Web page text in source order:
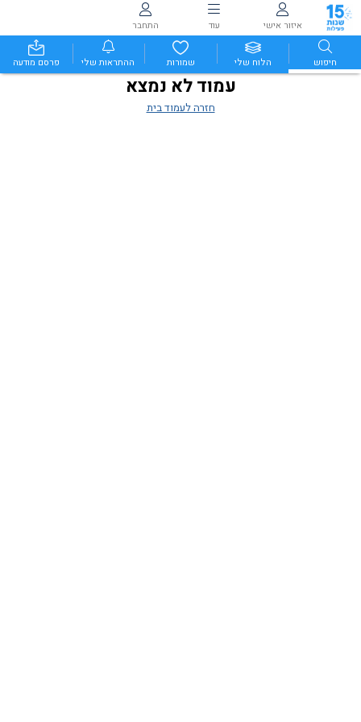
איזור אישי עוד התחבר
חיפוש הלוח שלי שמורות ההתראות שלי פרסם מודעה
עמוד לא נמצא
חזרה לעמוד בית